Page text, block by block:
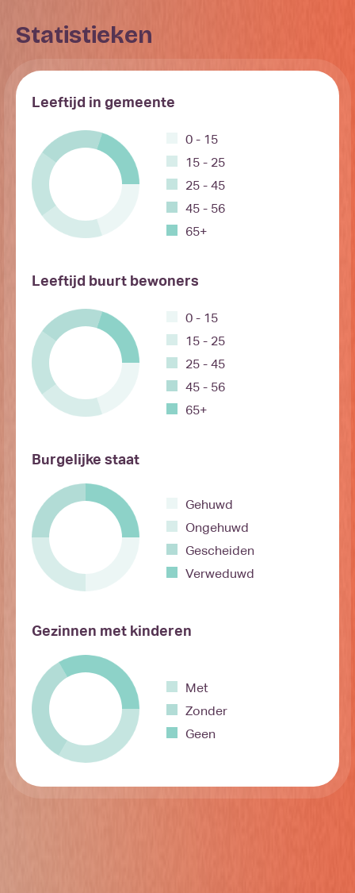
Statistieken
Leeftijd in gemeente
0 - 15
15 - 25
25 - 45
45 - 56
65+
Leeftijd buurt bewoners
0 - 15
15 - 25
25 - 45
45 - 56
65+
Burgelijke staat
Gehuwd
Ongehuwd
Gescheiden
Verweduwd
Gezinnen met kinderen
Met
Zonder
Geen